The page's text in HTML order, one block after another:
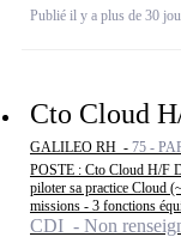
Publié il y a plus de 30
Cto Cloud
GALILEO RH - 75 -
POSTE : Cto Cloud H/F
piloter sa practice Cloud
missions - 3 fonctions
CDI - Non